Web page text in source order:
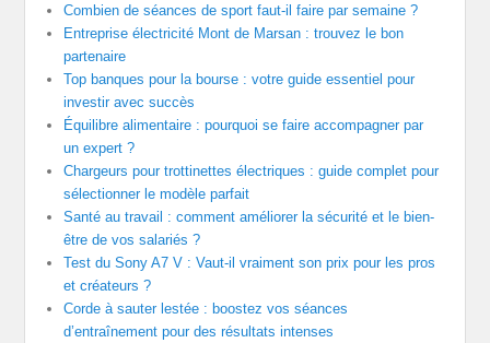
Combien de séances de sport faut-il faire par semaine ?
Entreprise électricité Mont de Marsan : trouvez le bon
partenaire
Top banques pour la bourse : votre guide essentiel pour
investir avec succès
Équilibre alimentaire : pourquoi se faire accompagner par
un expert ?
Chargeurs pour trottinettes électriques : guide complet pour
sélectionner le modèle parfait
Santé au travail : comment améliorer la sécurité et le bien-
être de vos salariés ?
Test du Sony A7 V : Vaut-il vraiment son prix pour les pros
et créateurs ?
Corde à sauter lestée : boostez vos séances
d’entraînement pour des résultats intenses